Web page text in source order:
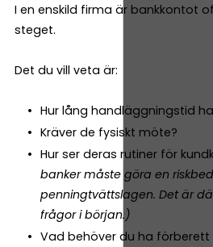
I en enskild firma är bankkontot
steget.
Det du vill veta är:
Hur lång handläggningstid
Kräver de fysiskt möte?
Hur ser deras rutiner för
banker måste göra en
penningtvättslagen. Det är
frågor i början.)
Vad behöver du ha